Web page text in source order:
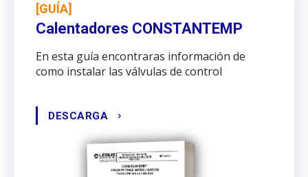
[GUÍA]
Calentadores CONSTANTEMP
En esta guía encontraras información de
como instalar las válvulas de control
DESCARGA